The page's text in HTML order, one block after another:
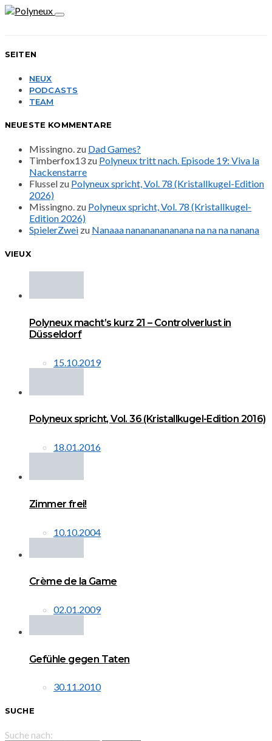
SEITEN
NEUX
PODCASTS
TEAM
NEUESTE KOMMENTARE
Missingno. zu Dad Games?
Timberfox13 zu Polyneux tritt nach. Episode 19: Viva la
Nackenstarre
Flussel zu Polyneux spricht, Vol. 78 (Kristallkugel-Edition
2026)
Missingno. zu Polyneux spricht, Vol. 78 (Kristallkugel-
Edition 2026)
SpielerZwei zu Nanaaa nanananananana na na na nanana
VIEUX
Polyneux macht’s kurz 21 – Controlverlust in
Düsseldorf
15.10.2019
Polyneux spricht, Vol. 36 (Kristallkugel-Edition 2016)
18.01.2016
Zimmer frei!
10.10.2004
Crème de la Game
02.01.2009
Gefühle gegen Taten
30.11.2010
SUCHE
Suche nach: